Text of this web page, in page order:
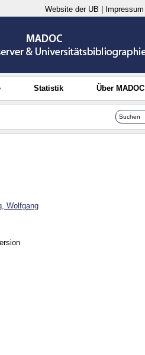
Website der UB Impressum
Statistik Über MADOC
Wolfgang